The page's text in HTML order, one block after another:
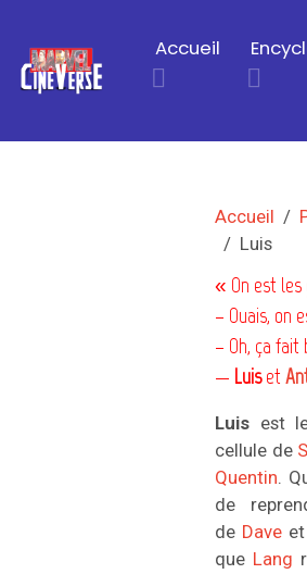
Accueil
Accueil
Luis
« On est les
– Ouais, on
– Oh, ça
— Luiset
Luis est
cellule de
Quentin.
de
de Dave et
que Lang